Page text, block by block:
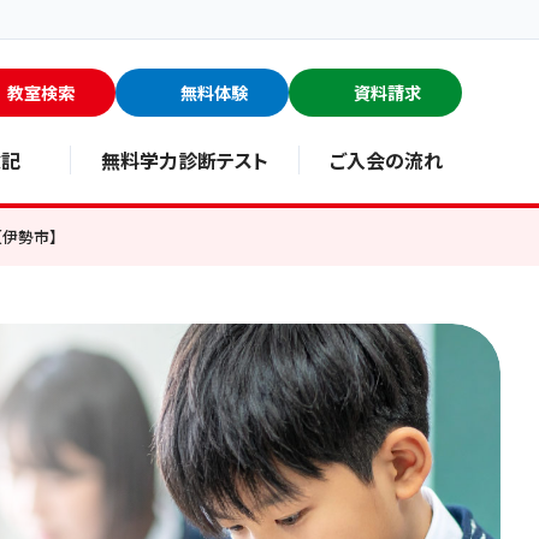
教室検索 無料体験 資料請求
無料学力診断テスト ご入会の流れ
勢市】